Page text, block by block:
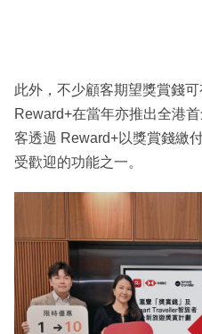
此外，不少顧客期望獎賞錢可
Reward+在當年亦推出全港
客透過 Reward+以獎賞錢繳
受歡迎的功能之一。